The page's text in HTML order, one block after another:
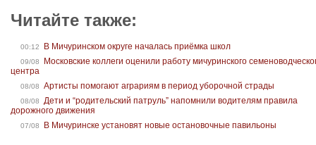
Читайте также:
00:12 В Мичуринском округе началась приёмка школ
09/08
Московские коллеги оценили работу мичуринского
центра
08/08 Артисты помогают аграриям в период уборочной страды
08/08
Дети и “родительский патруль” напомнили водителям правила
дорожного движения
07/08 В Мичуринске установят новые остановочные павильоны